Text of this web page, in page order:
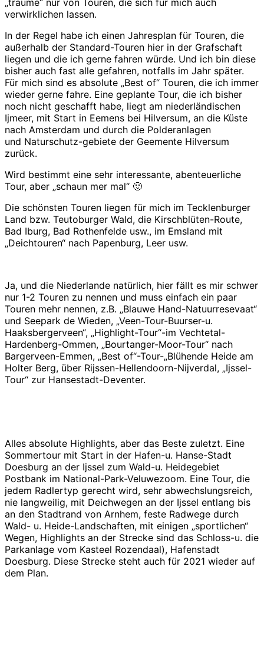
verwirklichen lassen.
In der Regel habe ich einen Jahresplan für Touren, die
außerhalb der Standard-Touren hier in der Grafschaft
liegen und die ich gerne fahren würde. Und ich bin diese
bisher auch fast alle gefahren, notfalls im Jahr später.
Für mich sind es absolute „Best of“ Touren, die ich immer
wieder gerne fahre. Eine geplante Tour, die ich bisher
noch nicht geschafft habe, liegt am niederländischen
Ijmeer, mit Start in Eemens bei Hilversum, an die Küste
nach Amsterdam und durch die Polderanlagen
und Naturschutz-gebiete der Geemente Hilversum
zurück.
Wird bestimmt eine sehr interessante, abenteuerliche
Tour, aber „schaun mer mal“ 🙂
Die schönsten Touren liegen für mich im Tecklenburger
Land bzw. Teutoburger Wald, die Kirschblüten-Route,
Bad Iburg, Bad Rothenfelde usw., im Emsland mit
„Deichtouren“ nach Papenburg, Leer usw.
Ja, und die Niederlande natürlich, hier fällt es mir schwer
nur 1-2 Touren zu nennen und muss einfach ein paar
Touren mehr nennen, z.B. „Blauwe Hand-Natuurresevaat“
und Seepark de Wieden, „Veen-Tour-Buurser-u.
Haaksbergerveen“, „Highlight-Tour“-im Vechtetal-
Hardenberg-Ommen, „Bourtanger-Moor-Tour“ nach
Bargerveen-Emmen, „Best of“-Tour-„Blühende Heide am
Holter Berg, über Rijssen-Hellendoorn-Nijverdal, „Ijssel-
Tour“ zur Hansestadt-Deventer.
Alles absolute Highlights, aber das Beste zuletzt. Eine
Sommertour mit Start in der Hafen-u. Hanse-Stadt
Doesburg an der Ijssel zum Wald-u. Heidegebiet
Postbank im National-Park-Veluwezoom. Eine Tour, die
jedem Radlertyp gerecht wird, sehr abwechslungsreich,
nie langweilig, mit Deichwegen an der Ijssel entlang bis
an den Stadtrand von Arnhem, feste Radwege durch
Wald- u. Heide-Landschaften, mit einigen „sportlichen“
Wegen, Highlights an der Strecke sind das Schloss-u. die
Parkanlage vom Kasteel Rozendaal), Hafenstadt
Doesburg. Diese Strecke steht auch für 2021 wieder auf
dem Plan.